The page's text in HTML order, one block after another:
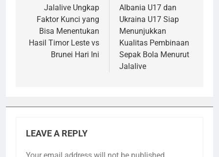
navigation
Jalalive Ungkap
Faktor Kunci yang
Bisa Menentukan
Hasil Timor Leste vs
Brunei Hari Ini
Albania U17 dan
Ukraina U17 Siap
Menunjukkan
Kualitas Pembinaan
Sepak Bola Menurut
Jalalive
LEAVE A REPLY